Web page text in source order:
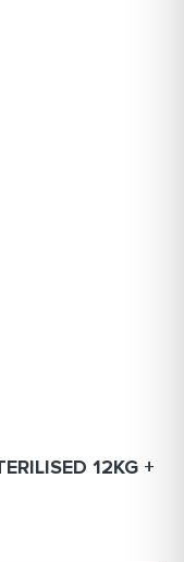
12KG +